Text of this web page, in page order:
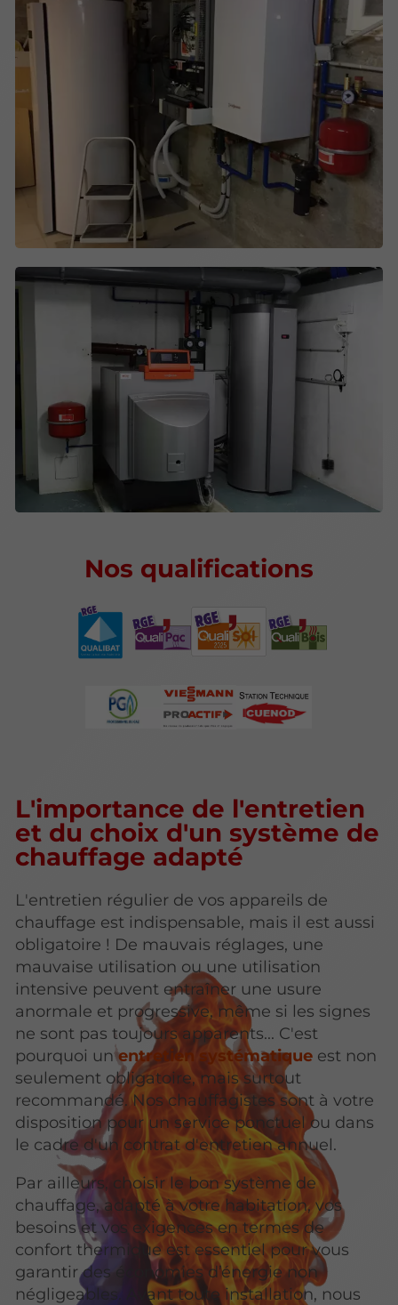
Nos qualifications
L'importance de l'entretien
et du choix d'un système de
chauffage adapté
L'entretien régulier de vos appareils de
chauffage est indispensable, mais il est aussi
obligatoire ! De mauvais réglages, une
mauvaise utilisation ou une utilisation
intensive peuvent entraîner une usure
anormale et progressive, même si les signes
ne sont pas toujours apparents... C'est
pourquoi unentretien systématique est non
seulement obligatoire, mais surtout
recommandé. Nos chauffagistes sont à votre
disposition pour un service ponctuel ou dans
le cadre d'un contrat d'entretien annuel.
Par ailleurs, choisir le bon système de
chauffage, adapté à votre habitation, vos
besoins et vos exigences en termes de
confort thermique est essentiel pour vous
garantir des économies d’énergie non
négligeables. Avant toute installation, nous